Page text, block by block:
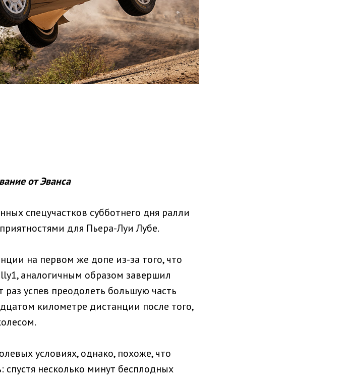
от Эванса
спецучастков субботнего дня ралли
для Пьера-Луи Лубе.
на первом же допе из-за того, что
аналогичным образом завершил
раз успев преодолеть большую часть
километре дистанции после того,
условиях, однако, похоже, что
спустя несколько минут бесплодных